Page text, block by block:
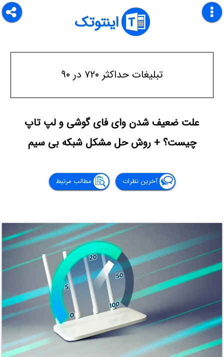
اینتوتک
تبلیغات حداکثر ۷۲۰ در ۹۰
علت ضعیف شدن وای فای گوشی و لپ تاپ
چیست؟ + روش حل مشکل شبکه بی سیم
آخرین نظرات مطالب مرتبط